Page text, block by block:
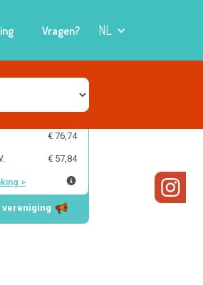
Vragen? NL
€ 163,57
€ 76,74
€ 57,84
>
vereniging